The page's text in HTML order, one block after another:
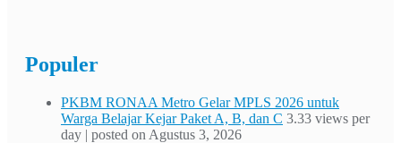
Populer
PKBM RONAA Metro Gelar MPLS 2026 untuk
Warga Belajar Kejar Paket A, B, dan C 3.33 views per
day | posted on Agustus 3, 2026